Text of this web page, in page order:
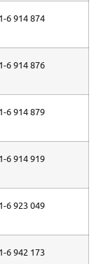
6 914 874
6 914 876
6 914 879
6 914 919
6 923 049
6 942 173